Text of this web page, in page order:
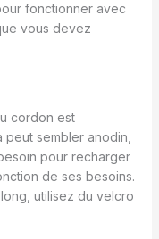
fonctionner avec
vous devez
cordon est
peut sembler anodin,
pour recharger
de ses besoins.
utilisez du velcro